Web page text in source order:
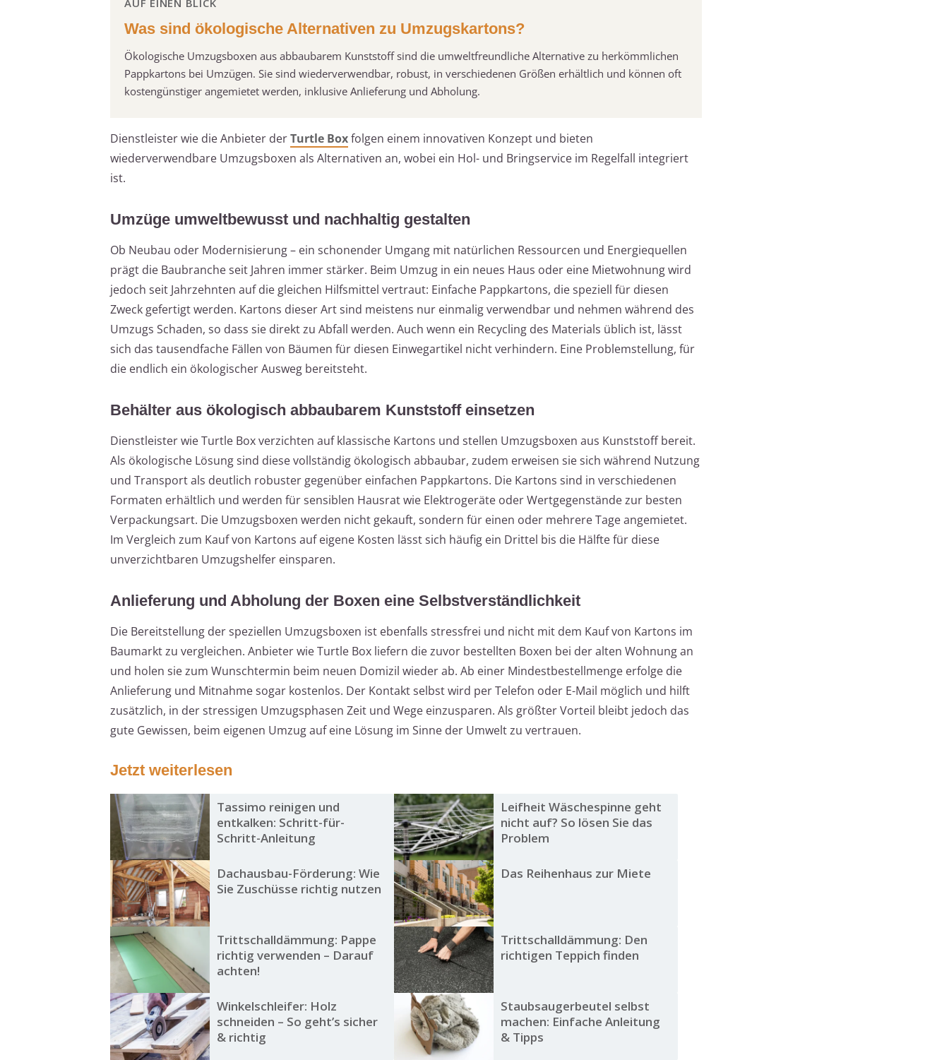
AUF EINEN BLICK
Was sind ökologische Alternativen zu Umzugskartons?
Ökologische Umzugsboxen aus abbaubarem Kunststoff sind die umweltfreundliche Alternative zu herkömmlichen
Pappkartons bei Umzügen. Sie sind wiederverwendbar, robust, in verschiedenen Größen erhältlich und können oft
kostengünstiger angemietet werden, inklusive Anlieferung und Abholung.
Dienstleister wie die Anbieter derTurtle Boxfolgen einem innovativen Konzept und bieten
wiederverwendbare Umzugsboxen als Alternativen an, wobei ein Hol- und Bringservice im Regelfall integriert
ist.
Umzüge umweltbewusst und nachhaltig gestalten
Ob Neubau oder Modernisierung – ein schonender Umgang mit natürlichen Ressourcen und Energiequellen
prägt die Baubranche seit Jahren immer stärker. Beim Umzug in ein neues Haus oder eine Mietwohnung wird
jedoch seit Jahrzehnten auf die gleichen Hilfsmittel vertraut: Einfache Pappkartons, die speziell für diesen
Zweck gefertigt werden. Kartons dieser Art sind meistens nur einmalig verwendbar und nehmen während des
Umzugs Schaden, so dass sie direkt zu Abfall werden. Auch wenn ein Recycling des Materials üblich ist, lässt
sich das tausendfache Fällen von Bäumen für diesen Einwegartikel nicht verhindern. Eine Problemstellung, für
die endlich ein ökologischer Ausweg bereitsteht.
Behälter aus ökologisch abbaubarem Kunststoff einsetzen
Dienstleister wie Turtle Box verzichten auf klassische Kartons und stellen Umzugsboxen aus Kunststoff bereit.
Als ökologische Lösung sind diese vollständig ökologisch abbaubar, zudem erweisen sie sich während Nutzung
und Transport als deutlich robuster gegenüber einfachen Pappkartons. Die Kartons sind in verschiedenen
Formaten erhältlich und werden für sensiblen Hausrat wie Elektrogeräte oder Wertgegenstände zur besten
Verpackungsart. Die Umzugsboxen werden nicht gekauft, sondern für einen oder mehrere Tage angemietet.
Im Vergleich zum Kauf von Kartons auf eigene Kosten lässt sich häufig ein Drittel bis die Hälfte für diese
unverzichtbaren Umzugshelfer einsparen.
Anlieferung und Abholung der Boxen eine Selbstverständlichkeit
Die Bereitstellung der speziellen Umzugsboxen ist ebenfalls stressfrei und nicht mit dem Kauf von Kartons im
Baumarkt zu vergleichen. Anbieter wie Turtle Box liefern die zuvor bestellten Boxen bei der alten Wohnung an
und holen sie zum Wunschtermin beim neuen Domizil wieder ab. Ab einer Mindestbestellmenge erfolge die
Anlieferung und Mitnahme sogar kostenlos. Der Kontakt selbst wird per Telefon oder E-Mail möglich und hilft
zusätzlich, in der stressigen Umzugsphasen Zeit und Wege einzusparen. Als größter Vorteil bleibt jedoch das
gute Gewissen, beim eigenen Umzug auf eine Lösung im Sinne der Umwelt zu vertrauen.
Jetzt weiterlesen
Tassimo reinigen und
entkalken: Schritt-für-
Schritt-Anleitung
Leifheit Wäschespinne geht
nicht auf? So lösen Sie das
Problem
Dachausbau-Förderung: Wie
Sie Zuschüsse richtig nutzen
Das Reihenhaus zur Miete
Trittschalldämmung: Pappe
richtig verwenden – Darauf
achten!
Trittschalldämmung: Den
richtigen Teppich finden
Winkelschleifer: Holz
schneiden – So geht’s sicher
& richtig
Staubsaugerbeutel selbst
machen: Einfache Anleitung
& Tipps